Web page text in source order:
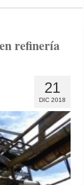
refinería
21
DIC 2018